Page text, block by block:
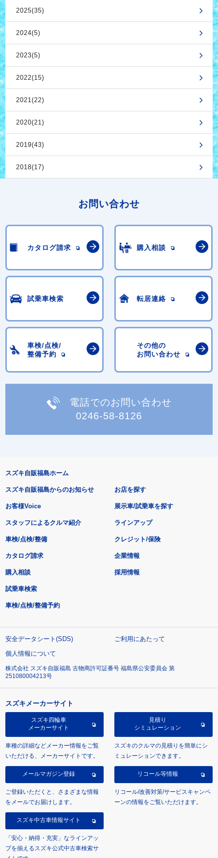
2025(35)
2024(5)
2023(5)
2022(15)
2021(22)
2020(21)
2019(43)
2018(17)
お問い合わせ
カタログ請求 購入相談
試乗車検索 転居連絡
車検/点検/
整備予約
その他の
お問い合わせ
電話でのお問い合わせ
0246-58-8126
スズキ自販福島ホーム
スズキ自販福島からのお知らせ
お客様Voice
スタッフによるクルマ紹介
お店を探す
展示車/試乗車を探す
ラインアップ
車検/点検/整備 クレジット/保険
カタログ請求
購入相談
試乗車検索
車検/点検/整備予約
企業情報
採用情報
安全データシート(SDS)
ご利用にあたって
個人情報について
株式会社 スズキ自販福島 古物商許可証番号 福島県公安委員会 第
251080004213号
スズキメーカーサイト
スズキ四輪車
メーカーサイト
車種の詳細などメーカー情報をご覧
いただける、メーカーサイトです。
見積り
シミュレーション
スズキのクルマの見積りを簡単にシ
ミュレーションできます。
メールマガジン登録
ご登録いただくと、さまざまな情報
をメールでお届けします。
リコール等情報
リコール/改善対策/サービスキャンペ
ーンの情報をご覧いただけます。
スズキ中古車情報サイト
「安心・納得・充実」なラインアッ
プを揃えるスズキ公式中古車検索サ